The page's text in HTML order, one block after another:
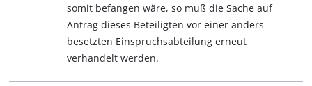
somit befangen wäre, so muß die Sache auf
Antrag dieses Beteiligten vor einer anders
besetzten Einspruchsabteilung erneut
verhandelt werden.